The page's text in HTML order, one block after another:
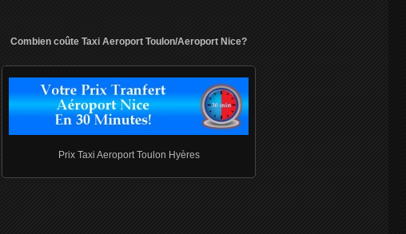
Combien coûte Taxi Aeroport Toulon/Aeroport Nice?
Prix Taxi Aeroport Toulon Hyères